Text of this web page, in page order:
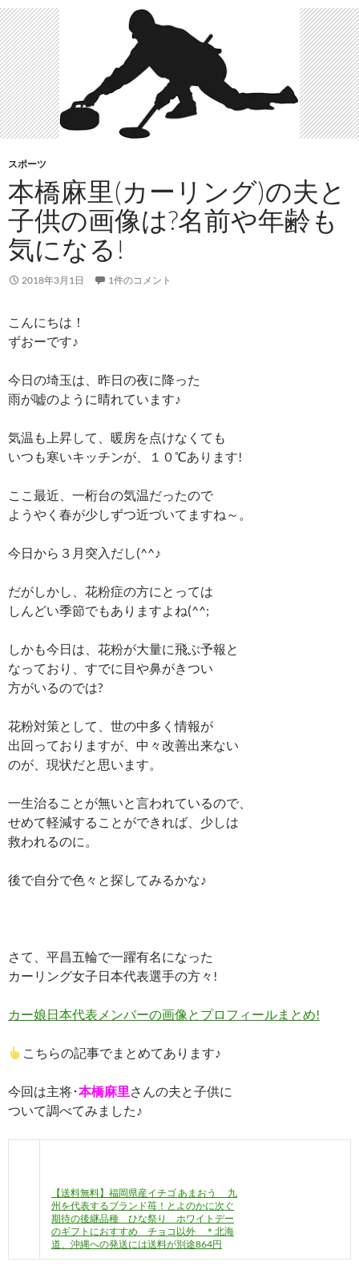
スポーツ
本橋麻里(カーリング)の夫と
子供の画像は?名前や年齢も
気になる!
2018年3月1日 1件のコメント
こんにちは！
ずおーです♪
今日の埼玉は、昨日の夜に降った
雨が嘘のように晴れています♪
気温も上昇して、暖房を点けなくても
いつも寒いキッチンが、１０℃あります!
ここ最近、一桁台の気温だったので
ようやく春が少しずつ近づいてますね～。
今日から３月突入だし(^^♪
だがしかし、花粉症の方にとっては
しんどい季節でもありますよね(^^;
しかも今日は、花粉が大量に飛ぶ予報と
なっており、すでに目や鼻がきつい
方がいるのでは?
花粉対策として、世の中多く情報が
出回っておりますが、中々改善出来ない
のが、現状だと思います。
一生治ることが無いと言われているので、
せめて軽減することができれば、少しは
救われるのに。
後で自分で色々と探してみるかな♪
さて、平昌五輪で一躍有名になった
カーリング女子日本代表選手の方々!
カー娘日本代表メンバーの画像とプロフィールまとめ!
こちらの記事でまとめてあります♪
今回は主将･本橋麻里さんの夫と子供に
ついて調べてみました♪
【送料無料】福岡県産イチゴ あまおう 九
州を代表するブランド苺！とよのかに次ぐ
期待の後継品種 ひな祭り ホワイトデー
のギフトにおすすめ チョコ以外 ＊北海
道、沖縄への発送には送料が別途864円